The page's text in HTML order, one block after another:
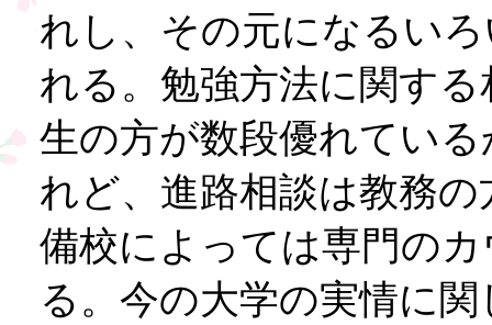
れし、その元になるい
れる。勉強方法に関す
生の方が数段優れてい
れど、進路相談は教務
備校によっては専門の
る。今の大学の実情に